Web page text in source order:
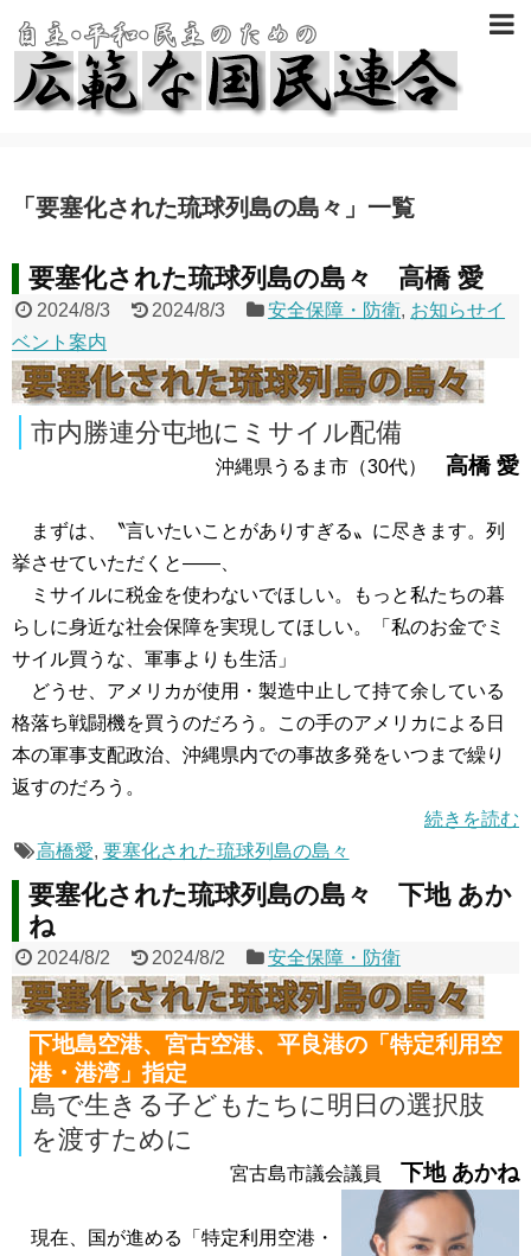
「 要塞化された琉球列島の島々 」 一覧
要塞化された琉球列島の島々 高橋 愛
2024/8/3 2024/8/3 安全保障・防衛, お知らせイ
ベント案内
市内勝連分屯地にミサイル配備
沖縄県うるま市（30代） 高橋 愛
まずは、〝言いたいことがありすぎる〟に尽きます。列
挙させていただくと――、
ミサイルに税金を使わないでほしい。もっと私たちの暮
らしに身近な社会保障を実現してほしい。「私のお金でミ
サイル買うな、軍事よりも生活」
どうせ、アメリカが使用・製造中止して持て余している
格落ち戦闘機を買うのだろう。この手のアメリカによる日
本の軍事支配政治、沖縄県内での事故多発をいつまで繰り
返すのだろう。
続きを読む
高橋愛, 要塞化された琉球列島の島々
要塞化された琉球列島の島々 下地 あか
ね
2024/8/2 2024/8/2 安全保障・防衛
下地島空港、宮古空港、平良港の「特定利用空
港・港湾」指定
島で生きる子どもたちに明日の選択肢
を渡すために
宮古島市議会議員 下地 あかね
現在、国が進める「特定利用空港・